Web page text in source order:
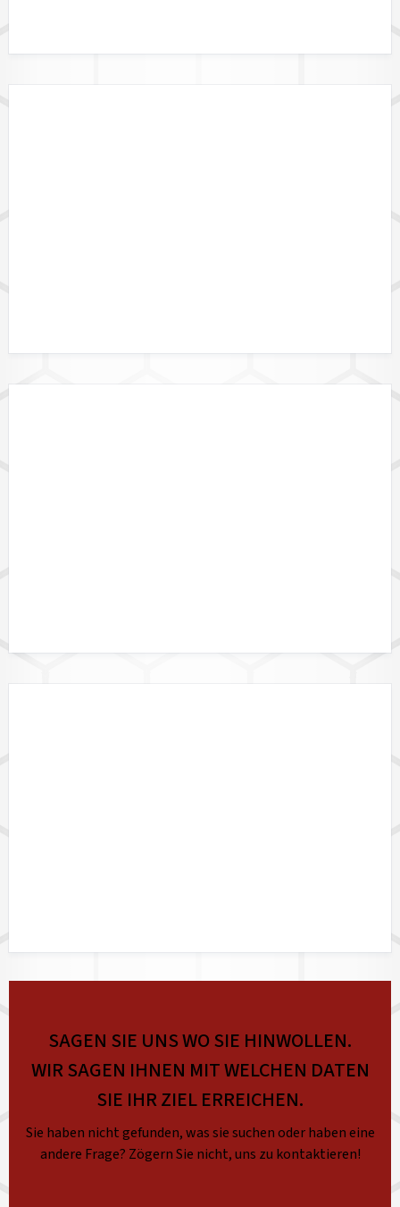
SAGEN SIE UNS WO SIE HINWOLLEN.
WIR SAGEN IHNEN MIT WELCHEN DATEN
SIE IHR ZIEL ERREICHEN.
Sie haben nicht gefunden, was sie suchen oder haben eine
andere Frage? Zögern Sie nicht, uns zu kontaktieren!